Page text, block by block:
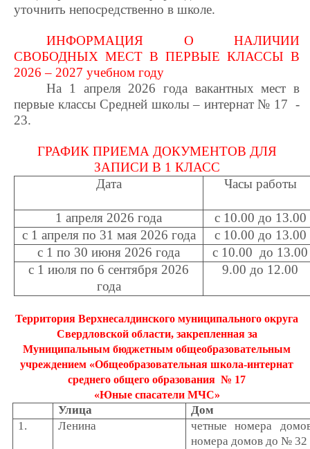
уточнить непосредственно в школе.
ИНФОРМАЦИЯ О НАЛИЧИИ
СВОБОДНЫХ МЕСТ В ПЕРВЫЕ КЛАССЫ В
2026 – 2027 учебном году
На 1 апреля 2026 года вакантных мест в
первые классы Средней школы – интернат № 17 -
23.
ГРАФИК ПРИЕМА ДОКУМЕНТОВ ДЛЯ
ЗАПИСИ В 1 КЛАСС
Дата
Часы работы
1 апреля 2026 года
с 10.00 до 13.00
с 1 апреля по 31 мая 2026 года
с 10.00 до 13.00
с 1 по 30 июня 2026 года
с 10.00 до 13.00
с 1 июля по 6 сентября 2026
года
9.00 до 12.00
Территория Верхнесалдинского муниципального округа
Свердловской области, закрепленная за
Муниципальным бюджетным общеобразовательным
учреждением «Общеобразовательная школа-интернат
среднего общего образования № 17
«Юные спасатели МЧС»
Улица
Дом
1.
Ленина
четные номера
номера домов до № 32